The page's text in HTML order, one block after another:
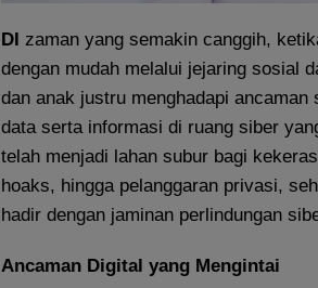
DI zaman yang semakin canggih,
dengan mudah melalui jejaring sosial
dan anak justru menghadapi
data serta informasi di ruang siber
telah menjadi lahan subur bagi
hoaks, hingga pelanggaran privasi,
hadir dengan jaminan perlindungan
Ancaman Digital yang Mengintai